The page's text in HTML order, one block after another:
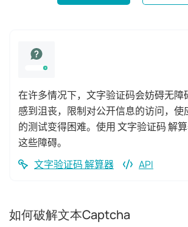
在许多情况下，文字验证码会妨碍无障
感到沮丧，限制对公开信息的访问，使
的测试变得困难。使用 文字验证码 解
这些障碍。
文字验证码 解算器
API
如何破解文本Captcha